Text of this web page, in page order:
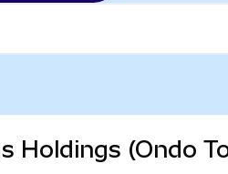
Holdings (Ondo